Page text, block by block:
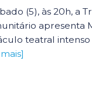
(5), às 20h, a
apresenta
teatral